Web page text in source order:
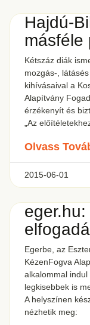
Hajdú-
másféle
Kétszáz diák
mozgás-,
kihívásaival a
Alapítvány
érzékenyít és
„Az
Olvass
2015-06-01
Egerbe, az
KézenFogva
alkalommal
legkisebbek is
A helyszínen
nézhetik meg: